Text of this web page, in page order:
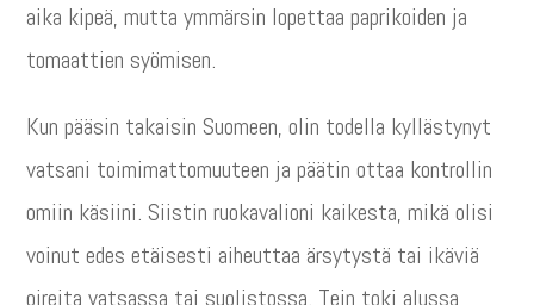
aika kipeä, mutta ymmärsin lopettaa paprikoiden ja
tomaattien syömisen.
Kun pääsin takaisin Suomeen, olin todella kyllästynyt
vatsani toimimattomuuteen ja päätin ottaa kontrollin
omiin käsiini. Siistin ruokavalioni kaikesta, mikä olisi
voinut edes etäisesti aiheuttaa ärsytystä tai ikäviä
oireita vatsassa tai suolistossa. Tein toki alussa